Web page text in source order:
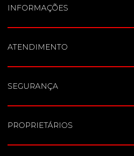
INFORMAÇÕES
ATENDIMENTO
SEGURANÇA
PROPRIETÁRIOS